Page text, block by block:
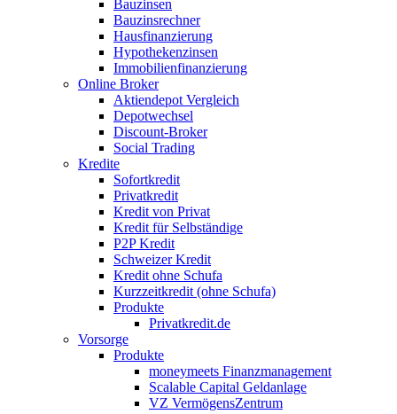
Bauzinsen
Bauzinsrechner
Hausfinanzierung
Hypothekenzinsen
Immobilienfinanzierung
Online Broker
Aktiendepot Vergleich
Depotwechsel
Discount-Broker
Social Trading
Kredite
Sofortkredit
Privatkredit
Kredit von Privat
Kredit für Selbständige
P2P Kredit
Schweizer Kredit
Kredit ohne Schufa
Kurzzeitkredit (ohne Schufa)
Produkte
Privatkredit.de
Vorsorge
Produkte
moneymeets Finanzmanagement
Scalable Capital Geldanlage
VZ VermögensZentrum